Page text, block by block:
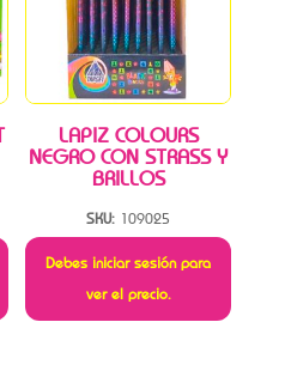
LAPIZ COLOURS
NEGRO CON STRASS Y
BRILLOS
SKU: 109025
Debes iniciar sesión para
ver el precio.